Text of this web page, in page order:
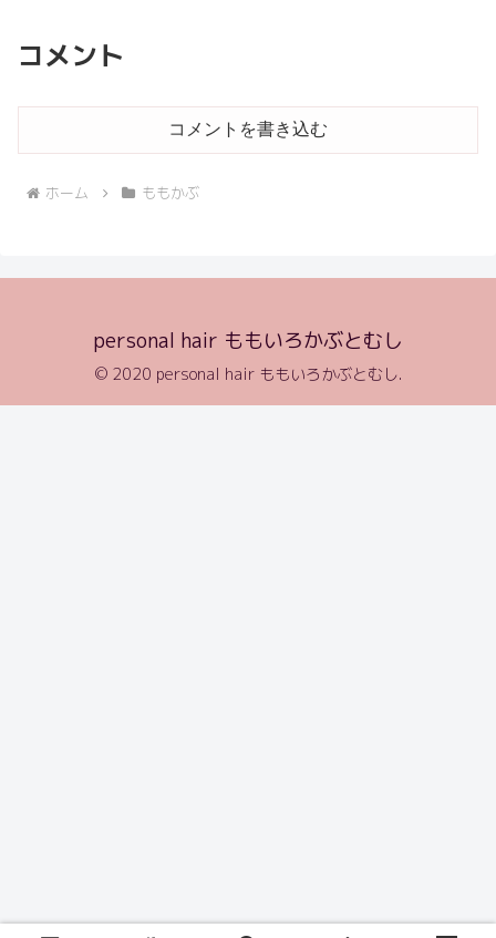
コメント
コメントを書き込む
ホーム ももかぶ
personal hair ももいろかぶとむし
© 2020 personal hair ももいろかぶとむし.